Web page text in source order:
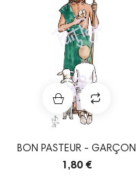
BON PASTEUR - GARÇON
1,80 €